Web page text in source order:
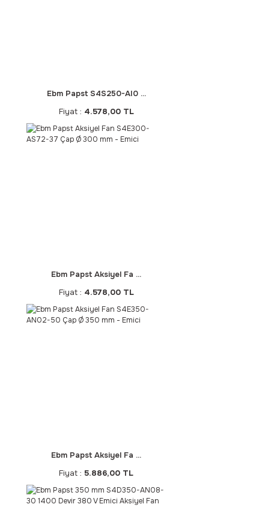
Ebm Papst S4S250-AI0 ...
Fiyat : 4.578,00 TL
Ebm Papst Aksiyel Fa ...
Fiyat : 4.578,00 TL
Ebm Papst Aksiyel Fa ...
Fiyat : 5.886,00 TL